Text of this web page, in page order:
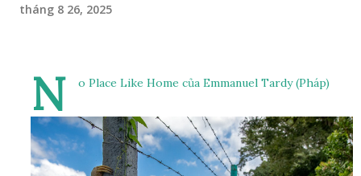
tháng 8 26, 2025
N o Place Like Home của Emmanuel Tardy (Pháp)